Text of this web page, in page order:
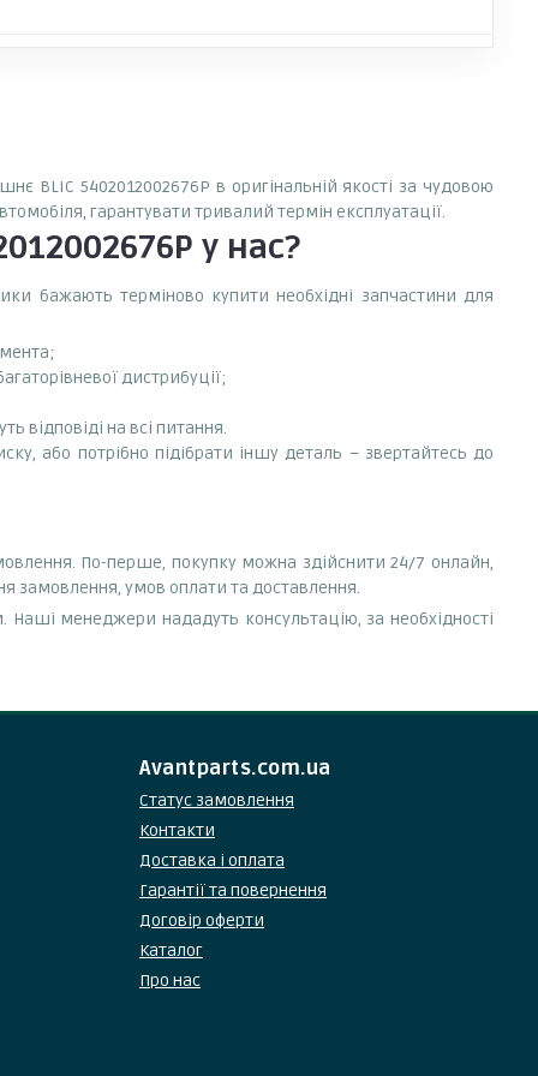
BLIC 5402012002676P в оригінальній якості за чудовою
гарантувати тривалий термін експлуатації.
у нас?
бажають терміново купити необхідні запчастини для
дистрибуції;
відповіді на всі питання.
або потрібно підібрати іншу деталь – звертайтесь до
По-перше, покупку можна здійснити 24/7 онлайн,
замовлення, умов оплати та доставлення.
менеджери нададуть консультацію, за необхідності
Avantparts.com.ua
Статус замовлення
Контакти
Доставка і оплата
Гарантії та повернення
Договір оферти
Каталог
Про нас